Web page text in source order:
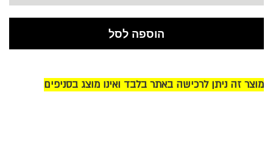
הוספה לסל
מוצר זה ניתן לרכישה באתר בלבד ואינו מוצג בסניפים